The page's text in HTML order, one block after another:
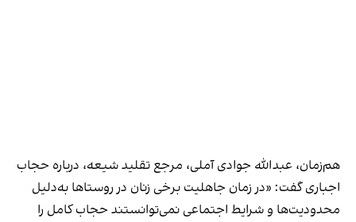
هم‌زمان، عبدالله جوادی آملی، مرجع تقلید شیعه، درباره حجاب
اجباری گفت: «در زمان جاهلیت برخی زنان در روستاها به‌دلیل
محدودیت‌ها و شرایط اجتماعی نمی‌توانستند حجاب کامل را